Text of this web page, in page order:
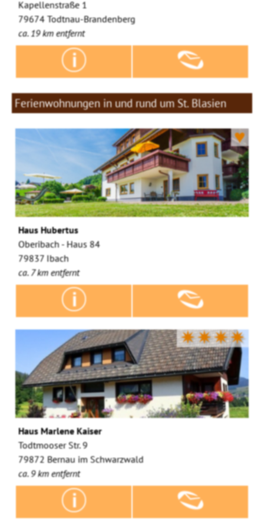
Kapellenstraße 1
79674 Todtnau-Brandenberg
ca. 19 km entfernt
Ferienwohnungen in und rund um St. Blasien
♥
Haus Hubertus
Oberibach - Haus 84
79837 Ibach
ca. 7 km entfernt
✷✷✷✷
Haus Marlene Kaiser
Todtmooser Str. 9
79872 Bernau im Schwarzwald
ca. 9 km entfernt